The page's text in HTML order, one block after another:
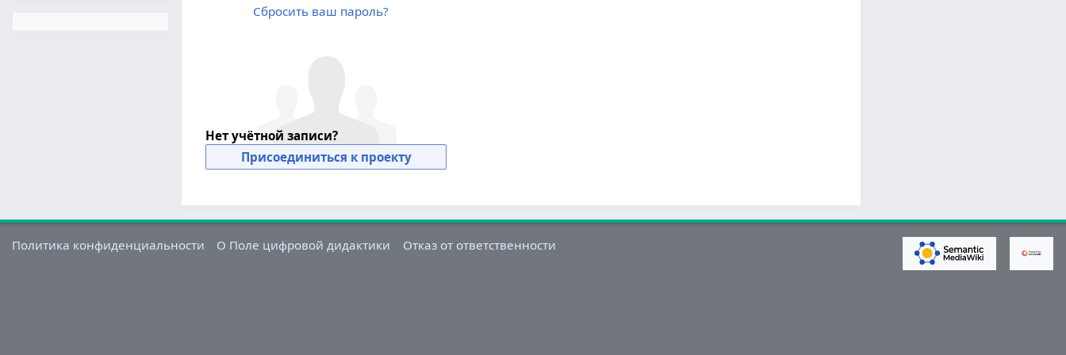
Сбросить ваш пароль?
Нет учётной записи?
Присоединиться к проекту
Политика конфиденциальности О Поле цифровой дидактики Отказ от ответственности